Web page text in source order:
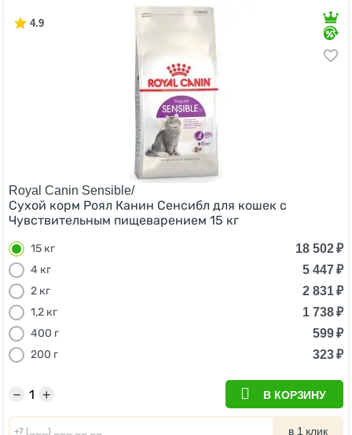
4.9
Royal Canin Sensible/
Сухой корм Роял Канин Сенсибл для кошек с
Чувствительным пищеварением 15 кг
15 кг 18 502₽
4 кг
5 447₽
2 кг
2 831₽
1,2 кг
1 738₽
400 г
599₽
200 г
323₽
+
− В КОРЗИНУ
в 1 клик